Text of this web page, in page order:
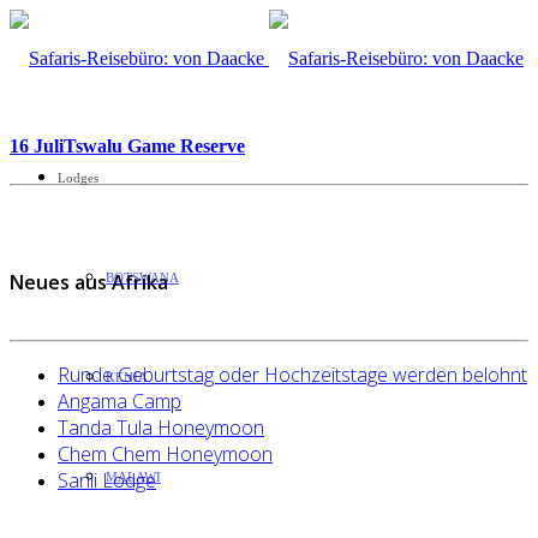
Lodges
BOTSWANA
KENIA
MALAWI
16 JuliTswalu Game Reserve
Neues aus Afrika
Runde Geburtstag oder Hochzeitstage werden belohnt
Angama Camp
Tanda Tula Honeymoon
Chem Chem Honeymoon
Sarili Lodge